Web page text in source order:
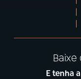
E tenha